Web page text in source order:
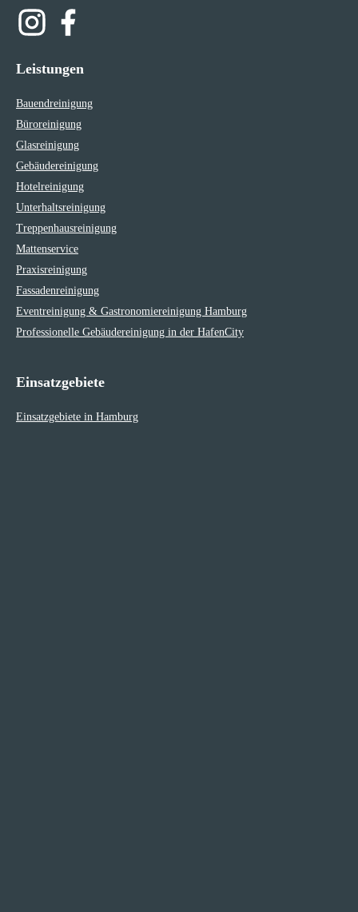
Leistungen
Bauendreinigung
Büroreinigung
Glasreinigung
Gebäudereinigung
Hotelreinigung
Unterhaltsreinigung
Treppenhausreinigung
Mattenservice
Praxisreinigung
Fassadenreinigung
Eventreinigung & Gastronomiereinigung Hamburg
Professionelle Gebäudereinigung in der HafenCity
Einsatzgebiete
Einsatzgebiete in Hamburg